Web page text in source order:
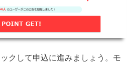
クして申込に進みましょう。モ